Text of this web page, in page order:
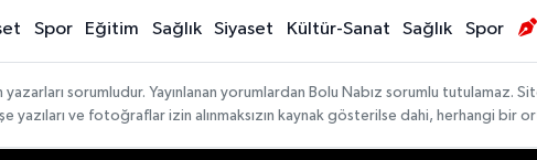
Spor Eğitim Sağlık Siyaset Kültür-Sanat Sağlık Spor
sorumludur. Yayınlanan yorumlardan Bolu Nabız sorumlu tutulamaz.
yazıları ve fotoğraflar izin alınmaksızın kaynak gösterilse dahi, herhangi bir